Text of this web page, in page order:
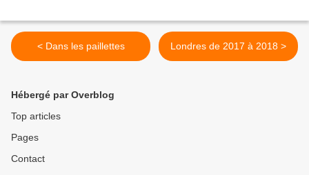
< Dans les paillettes Londres de 2017 à 2018 >
Hébergé par Overblog
Top articles
Pages
Contact